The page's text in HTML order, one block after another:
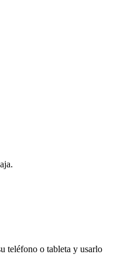
teléfono o tableta y usarlo